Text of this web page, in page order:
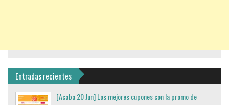
Entradas recientes
[Acaba 20 Jun] Los mejores cupones con la promo de